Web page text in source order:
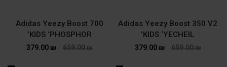
Adidas Yeezy Boost 350 V2
KIDS ‘YECHEIL’
659.00₪
379.00 ₪
Adidas Yeezy Boost 700
KIDS ‘PHOSPHOR’
659.00₪
379.00 ₪